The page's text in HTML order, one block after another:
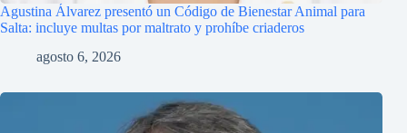
Agustina Álvarez presentó un Código de Bienestar Animal para
Salta: incluye multas por maltrato y prohíbe criaderos
agosto 6, 2026